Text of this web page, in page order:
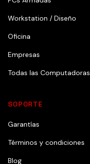
Workstation / Diseño
Oficina
Empresas
Todas las Computadoras
SOPORTE
Garantías
Términos y condiciones
Blog